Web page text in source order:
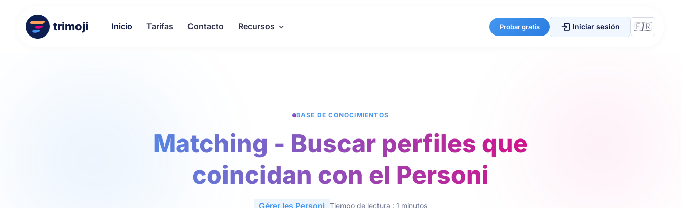
trimoji Inicio Tarifas Contacto Recursos Probar gratis Iniciar sesión
BASE DE CONOCIMIENTOS
Matching - Buscar perfiles que
coincidan con el Personi
Gérer les Personi Tiempo de lectura : 1 minutos